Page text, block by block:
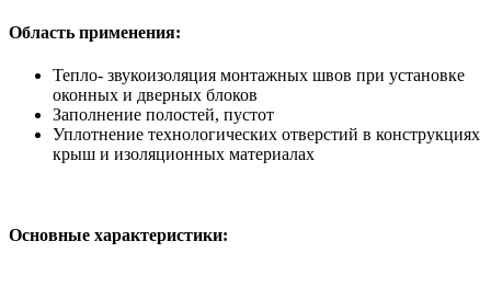
Область применения:
Тепло- звукоизоляция монтажных швов при установке
оконных и дверных блоков
Заполнение полостей, пустот
Уплотнение технологических отверстий в конструкциях
крыш и изоляционных материалах
Основные характеристики: